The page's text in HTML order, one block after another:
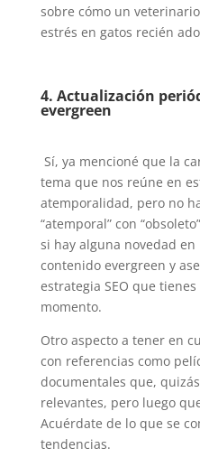
sobre cómo un
estrés en gatos recién
4. Actualización
evergreen
Sí, ya mencioné que la
tema que nos reúne en
atemporalidad, pero no
“atemporal” con
si hay alguna novedad
contenido evergreen y
estrategia SEO que
momento.
Otro aspecto a tener en
con referencias como
documentales que,
relevantes, pero luego
Acuérdate de lo que se
tendencias.